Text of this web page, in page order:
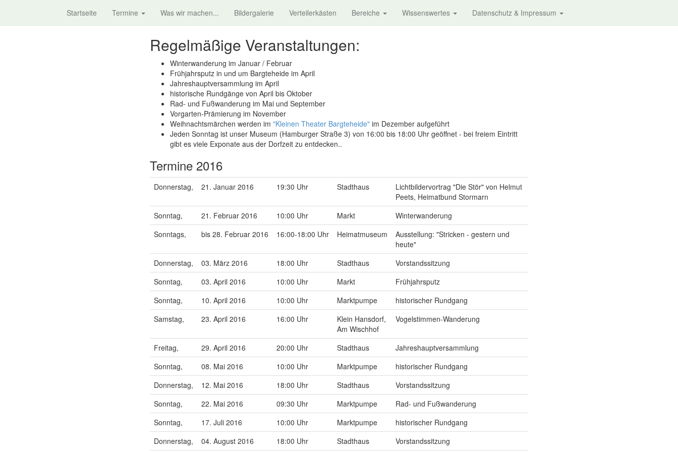
Startseite Termine Was wir machen... Bildergalerie Verteilerkästen Bereiche Wissenswertes Datenschutz & Impressum
Regelmäßige Veranstaltungen:
Winterwanderung im Januar / Februar
Frühjahrsputz in und um Bargteheide im April
Jahreshauptversammlung im April
historische Rundgänge von April bis Oktober
Rad- und Fußwanderung im Mai und September
Vorgarten-Prämierung im November
Weihnachtsmärchen werden im "Kleinen Theater Bargteheide" im Dezember aufgeführt
Jeden Sonntag ist unser Museum (Hamburger Straße 3) von 16:00 bis 18:00 Uhr geöffnet - bei freiem Eintritt
gibt es viele Exponate aus der Dorfzeit zu entdecken..
Termine 2016
Donnerstag, 21. Januar 2016 19:30 Uhr Stadthaus
Lichtbildervortrag "Die Stör" von Helmut
Peets, Heimatbund Stormarn
Sonntag,
21. Februar 2016 10:00 Uhr Markt
Winterwanderung
Sonntags,
bis 28. Februar 2016 16:00-18:00 Uhr Heimatmuseum
Ausstellung: "Stricken - gestern und
heute"
Donnerstag,
03. März 2016 18:00 Uhr Stadthaus
Vorstandssitzung
Sonntag,
03. April 2016 10:00 Uhr Markt
Frühjahrsputz
Sonntag,
10. April 2016 10:00 Uhr Marktpumpe
historischer Rundgang
Samstag,
23. April 2016 16:00 Uhr
Klein Hansdorf,
Am Wischhof
Vogelstimmen-Wanderung
Freitag, 29. April 2016 20:00 Uhr Stadthaus
Jahreshauptversammlung
Sonntag,
08. Mai 2016 10:00 Uhr Marktpumpe
historischer Rundgang
Donnerstag,
12. Mai 2016 18:00 Uhr Stadthaus
Vorstandssitzung
Sonntag,
22. Mai 2016 09:30 Uhr Marktpumpe
Rad- und Fußwanderung
Sonntag,
17. Juli 2016 10:00 Uhr Marktpumpe
historischer Rundgang
Donnerstag,
04. August 2016 18:00 Uhr Stadthaus Vorstandssitzung